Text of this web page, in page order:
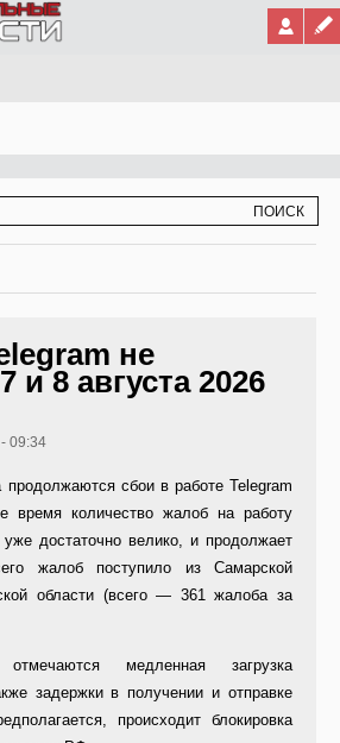
не
и 8 августа 2026
09:34
продолжаются сбои в работе Telegram
количество жалоб на работу
достаточно велико, и продолжает
жалоб поступило из Самарской
области (всего — 361 жалоба за
медленная загрузка
задержки в получении и отправке
происходит блокировка